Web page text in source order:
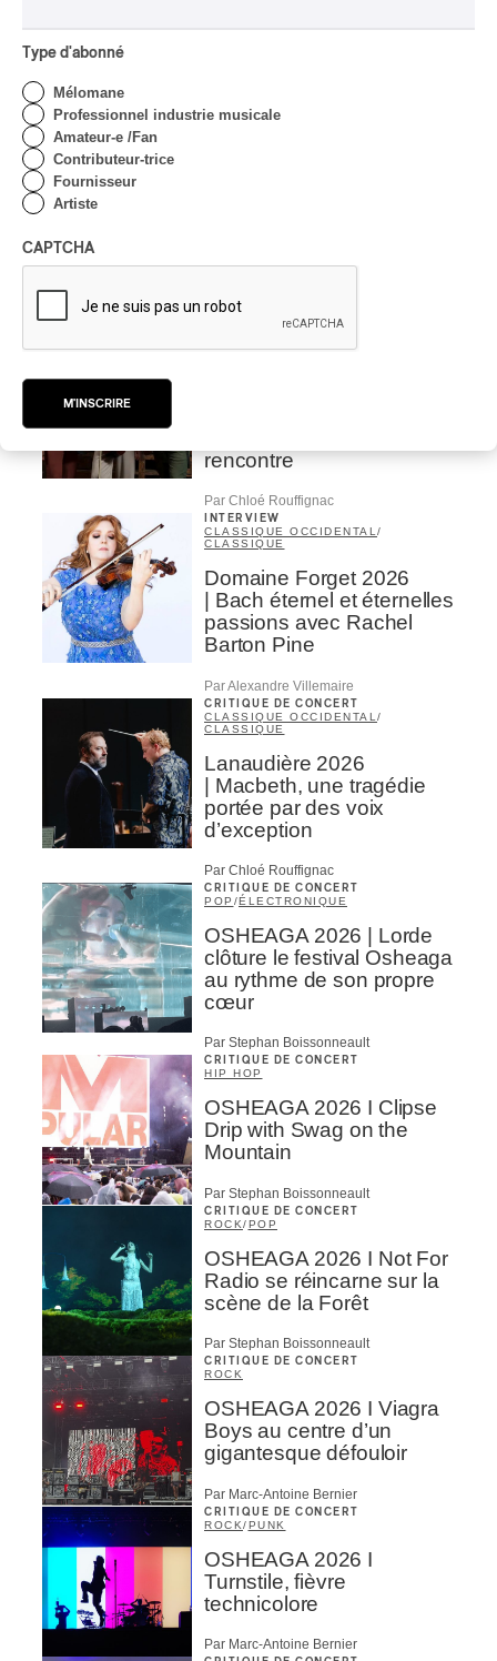
Par Michel Labrecque
AUTOCHTONE/CLASSIQUE
rencontre
Par Chloé Rouffignac
INTERVIEW
CLASSIQUE OCCIDENTAL /
CLASSIQUE
Domaine Forget 2026
| Bach éternel et éternelles
passions avec Rachel
Barton Pine
Par Alexandre Villemaire
CRITIQUE DE CONCERT
CLASSIQUE OCCIDENTAL /
CLASSIQUE
Lanaudière 2026
| Macbeth, une tragédie
portée par des voix
d’exception
Par Chloé Rouffignac
CRITIQUE DE CONCERT
POP /ÉLECTRONIQUE
OSHEAGA 2026 | Lorde
clôture le festival Osheaga
au rythme de son propre
cœur
Par Stephan Boissonneault
CRITIQUE DE CONCERT
HIP HOP
OSHEAGA 2026 I Clipse
Drip with Swag on the
Mountain
Par Stephan Boissonneault
CRITIQUE DE CONCERT
ROCK/POP
OSHEAGA 2026 I Not For
Radio se réincarne sur la
scène de la Forêt
Par Stephan Boissonneault
CRITIQUE DE CONCERT
ROCK
OSHEAGA 2026 I Viagra
Boys au centre d’un
gigantesque défouloir
Par Marc-Antoine Bernier
CRITIQUE DE CONCERT
ROCK/PUNK
OSHEAGA 2026 I
Turnstile, fièvre
technicolore
Par Marc-Antoine Bernier
Type d'abonné
Mélomane
Professionnel industrie musicale
Amateur-e /Fan
Contributeur-trice
Fournisseur
Artiste
CAPTCHA
M'INSCRIRE